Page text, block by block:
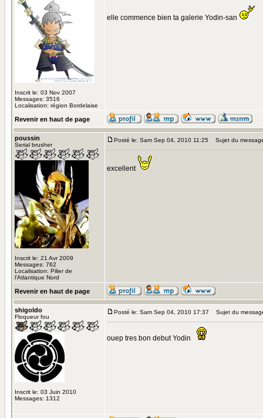
Inscrit le: 03 Nov 2007
Messages: 3516
Localisation: région Bordelaise
elle commence bien ta galerie Yodin-san
Revenir en haut de page
poussin
Serial brusher
Inscrit le: 21 Avr 2009
Messages: 762
Localisation: Pilier de
l'Atlantique Nord
Posté le: Sam Sep 04, 2010 11:25 Sujet du
excellent
Revenir en haut de page
shigoldo
Floqueur fou
Inscrit le: 03 Juin 2010
Messages: 1312
Posté le: Sam Sep 04, 2010 17:37 Sujet du
ouep tres bon debut Yodin